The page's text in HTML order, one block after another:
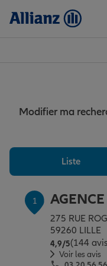
Auto
Autres véhicules
Habitation &
Équipements
Santé
Famille Loisirs
Modifier ma
Liste
1
275 RUE
59260 LILLE
4,9/5Note de 4.9
(144
Voir les avis